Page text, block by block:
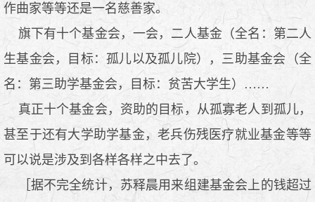
作曲家等等还是一名慈善家。
旗下有十个基金会，一会，二人基金（全名：第二人
生基金会，目标：孤儿以及孤儿院），三助基金会（全
名：第三助学基金会，目标：贫苦大学生）……
真正十个基金会，资助的目标，从孤寡老人到孤儿，
甚至于还有大学助学基金，老兵伤残医疗就业基金等等
可以说是涉及到各样各样之中去了。
［据不完全统计，苏释晨用来组建基金会上的钱超过